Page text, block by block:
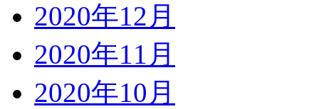
2020年12月
2020年11月
2020年10月